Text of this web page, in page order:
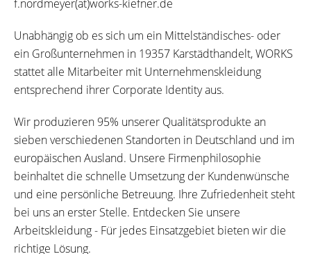
f.nordmeyer(at)works-kiefner.de
Unabhängig ob es sich um ein Mittelständisches- oder
ein Großunternehmen in 19357 Karstädthandelt, WORKS
stattet alle Mitarbeiter mit Unternehmenskleidung
entsprechend ihrer Corporate Identity aus.
Wir produzieren 95% unserer Qualitätsprodukte an
sieben verschiedenen Standorten in Deutschland und im
europäischen Ausland. Unsere Firmenphilosophie
beinhaltet die schnelle Umsetzung der Kundenwünsche
und eine persönliche Betreuung. Ihre Zufriedenheit steht
bei uns an erster Stelle. Entdecken Sie unsere
Arbeitskleidung - Für jedes Einsatzgebiet bieten wir die
richtige Lösung.